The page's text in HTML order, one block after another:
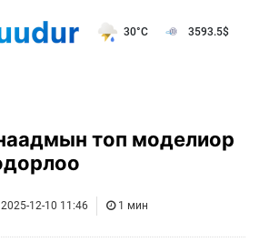
30°C 3593.5$
топ моделиор
2025-12-10 11:46 1 мин